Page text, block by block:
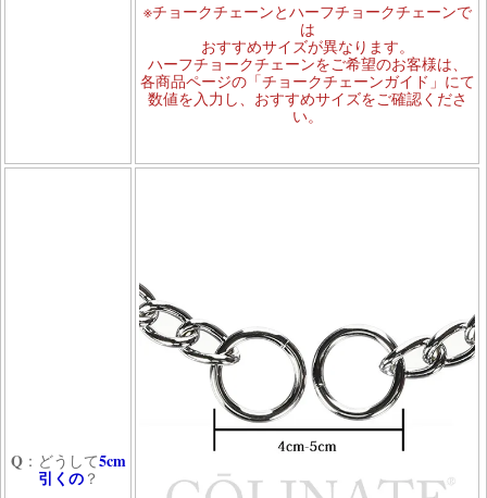
※チョークチェーンとハーフチョークチェーンで
は
おすすめサイズが異なります。
ハーフチョークチェーンをご希望のお客様は、
各商品ページの「チョークチェーンガイド」にて
数値を入力し、おすすめサイズをご確認くださ
い。
Q：どうして5cm
引くの？